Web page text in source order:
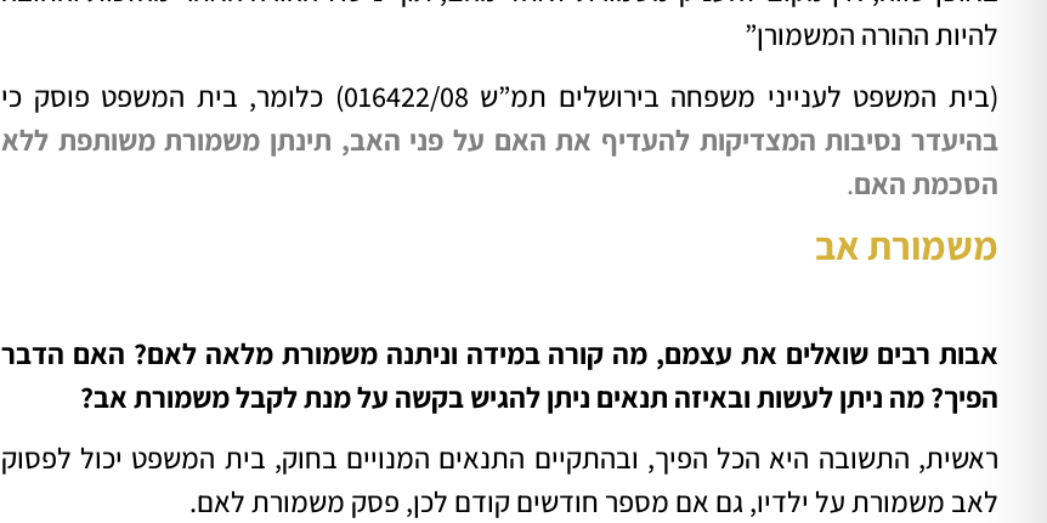
להיות ההורה המשמורן”
(בית המשפט לענייני משפחה בירושלים תמ”ש 016422/08)
כלומר, בית המשפט פוסק כי
בהיעדר נסיבות המצדיקות להעדיף את האם על פני האב, תינתן משמורת משותפת ללא
הסכמת האם.
משמורת אב
אבות רבים שואלים את עצמם, מה קורה במידה וניתנה משמורת מלאה לאם? האם הדבר
הפיך? מה ניתן לעשות ובאיזה תנאים ניתן להגיש בקשה על מנת לקבל משמורת אב?
ראשית, התשובה היא הכל הפיך, ובהתקיים התנאים המנויים בחוק, בית המשפט יכול לפסוק
לאב משמורת על ילדיו, גם אם מספר חודשים קודם לכן, פסק משמורת לאם.